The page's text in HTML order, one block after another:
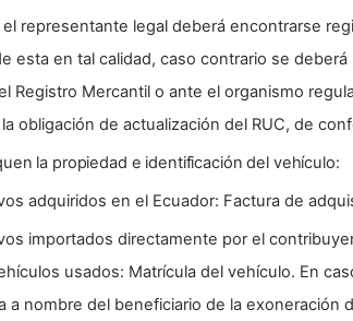
el representante legal deberá encontrarse
esta en tal calidad, caso contrario se
Registro Mercantil o ante el organismo
obligación de actualización del RUC, de
la propiedad e identificación del vehículo:
adquiridos en el Ecuador: Factura de
importados directamente por el
usados: Matrícula del vehículo. En
a nombre del beneficiario de la exoneración